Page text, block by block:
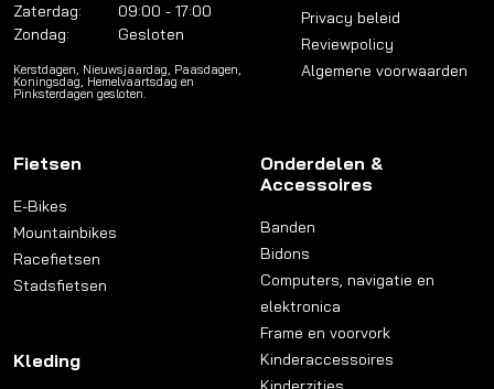
Zaterdag:
09:00 - 17:00
Zondag:
Gesloten
Kerstdagen, Nieuwsjaardag, Paasdagen,
Koningsdag, Hemelvaartsdag en
Pinksterdagen gesloten.
Privacy beleid
Reviewpolicy
Algemene voorwaarden
Fietsen
E-Bikes
Mountainbikes
Racefietsen
Stadsfietsen
Kleding
Onderdelen &
Accessoires
Banden
Bidons
Computers, navigatie en
elektronica
Frame en voorvork
Kinderaccessoires